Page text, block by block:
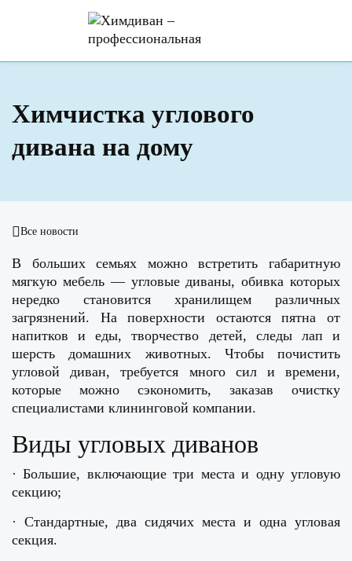
Химчистка углового
дивана на дому
Все новости
В больших семьях можно встретить габаритную
мягкую мебель — угловые диваны, обивка которых
нередко становится хранилищем различных
загрязнений. На поверхности остаются пятна от
напитков и еды, творчество детей, следы лап и
шерсть домашних животных. Чтобы почистить
угловой диван, требуется много сил и времени,
которые можно сэкономить, заказав очистку
специалистами клининговой компании.
Виды угловых диванов
· Большие, включающие три места и одну угловую
секцию;
· Стандартные, два сидячих места и одна угловая
секция.